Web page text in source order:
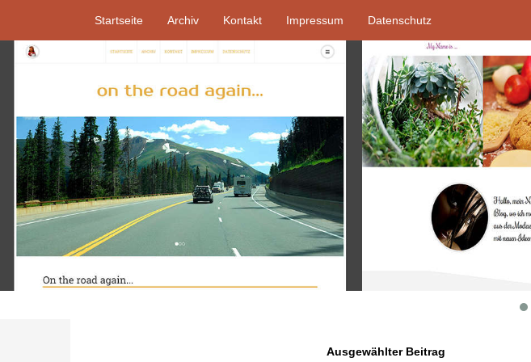
Startseite Archiv Kontakt Impressum Datenschutz
Ausgewählter Beitrag